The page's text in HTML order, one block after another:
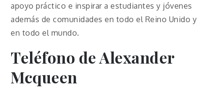
apoyo práctico e inspirar a estudiantes y jóvenes
además de comunidades en todo el Reino Unido y
en todo el mundo.
Teléfono de Alexander
Mcqueen